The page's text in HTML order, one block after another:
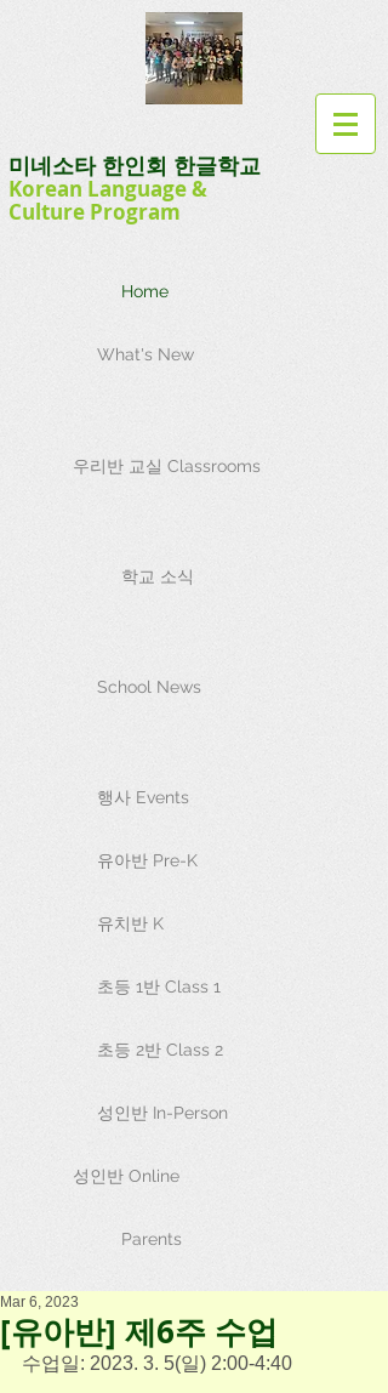
미네소타 한인회 한글학교
Korean Language&
Culture Program
Home
What's New
우리반 교실 Classrooms
학교 소식
School News
행사 Events
유아반 Pre-K
유치반 K
초등 1반 Class 1
초등 2반 Class 2
성인반 In-Person
성인반 Online
Parents
[유아반] 제6주 수업
Mar 6, 2023
수업일: 2023. 3. 5(일) 2:00-4:40